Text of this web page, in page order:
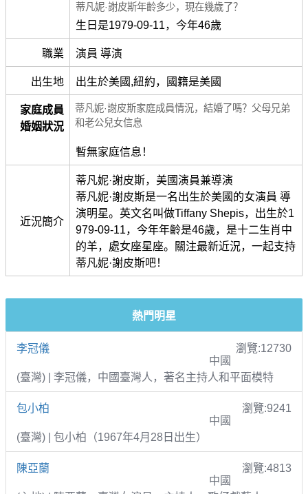
蒂凡妮·謝皮斯年齡多少，現在幾歲了？
生日是1979-09-11，今年46歲
職業 演員 導演
出生地 出生於美國,紐約，國籍是美國
家庭成員
婚姻狀況
蒂凡妮·謝皮斯家庭成員情況，結婚了嗎？父母兄弟
和老公兒女信息
暫無家庭信息！
近況簡介
蒂凡妮·謝皮斯，美國演員兼導演
蒂凡妮·謝皮斯是一名出生於美國的女演員 導
演明星。英文名叫做Tiffany Shepis，出生於1
979-09-11，今年年齡是46歲，是十二生肖中
的羊，處女座星座。關注最新近況，一起支持
蒂凡妮·謝皮斯吧！
熱門明星
李冠儀
瀏覽:12730
中國
(臺灣) | 李冠儀，中國臺灣人，著名主持人和平面模特
包小柏
瀏覽:9241
中國
(臺灣) | 包小柏（1967年4月28日出生）
陳亞蘭
瀏覽:4813
中國